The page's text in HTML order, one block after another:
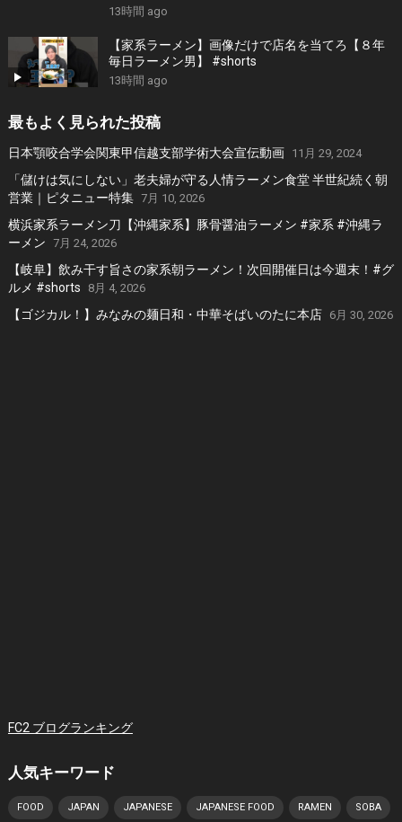
13時間 ago
【家系ラーメン】画像だけで店名を当てろ【８年
毎日ラーメン男】 #shorts
13時間 ago
最もよく見られた投稿
日本顎咬合学会関東甲信越支部学術大会宣伝動画 11月 29, 2024
「儲けは気にしない」老夫婦が守る人情ラーメン食堂 半世紀続く朝
営業｜ピタニュー特集 7月 10, 2026
横浜家系ラーメン刀【沖縄家系】豚骨醤油ラーメン #家系 #沖縄ラ
ーメン 7月 24, 2026
【岐阜】飲み干す旨さの家系朝ラーメン！次回開催日は今週末！#グ
ルメ #shorts
8月 4, 2026
【ゴジカル！】みなみの麺日和・中華そばいのたに本店 6月 30, 2026
FC2 ブログランキング
人気キーワード
FOOD JAPAN JAPANESE JAPANESE FOOD RAMEN SOBA